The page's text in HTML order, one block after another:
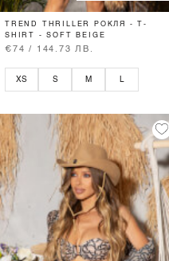
TREND THRILLER РОКЛЯ - T-
SHIRT - SOFT BEIGE
€74 / 144.73 ЛВ.
XS S M